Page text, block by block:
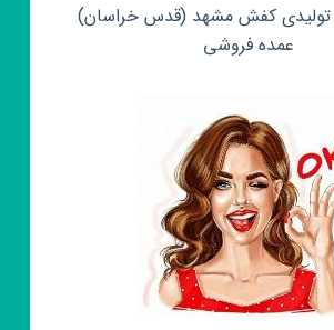
تولیدی کفش مشهد (قدس خراسان)
عمده فروشی